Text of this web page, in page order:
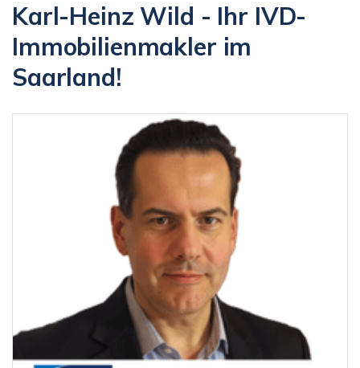
Karl-Heinz Wild - Ihr IVD-
Immobilienmakler im
Saarland!